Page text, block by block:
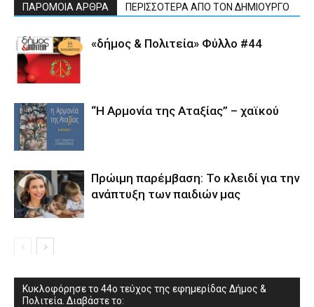
ΠΑΡΟΜΟΙΑ ΑΡΘΡΑ ΠΕΡΙΣΣΟΤΕΡΑ ΑΠΟ ΤΟΝ ΔΗΜΙΟΥΡΓΟ
«δήμος & Πολιτεία» Φύλλο #44
“Η Αρμονία της Αταξίας” – χαϊκού
Πρώιμη παρέμβαση: Το κλειδί για την
ανάπτυξη των παιδιών µας
Κυκλοφόρησε το 44ο τεύχος της εφημερίδας Δήμος &
Πολιτεία. Διαβάστε το: